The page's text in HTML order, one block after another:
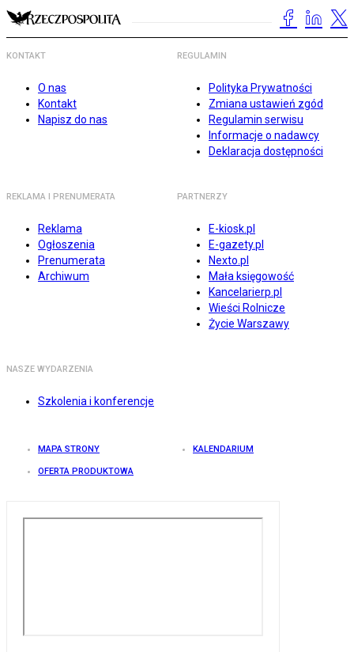
KONTAKT
O nas
Kontakt
Napisz do nas
REGULAMIN
Polityka Prywatności
Zmiana ustawień zgód
Regulamin serwisu
Informacje o nadawcy
Deklaracja dostępności
REKLAMA I PRENUMERATA
Reklama
Ogłoszenia
Prenumerata
Archiwum
PARTNERZY
E-kiosk.pl
E-gazety.pl
Nexto.pl
Mała księgowość
Kancelarierp.pl
Wieści Rolnicze
Życie Warszawy
NASZE WYDARZENIA
Szkolenia i konferencje
MAPA STRONY KALENDARIUM
OFERTA PRODUKTOWA